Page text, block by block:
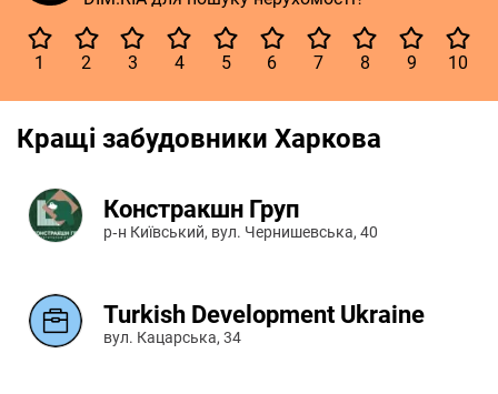
1 2 3 4 5 6 7 8 9 10
Кращі забудовники Харкова
Констракшн Груп
р‑н Київський, вул. Чернишевська, 40
Turkish Development Ukraine
вул. Кацарська, 34